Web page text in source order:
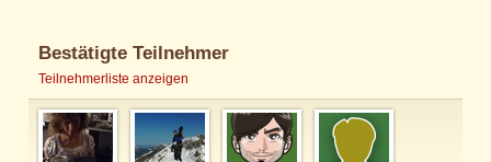
Bestätigte Teilnehmer
Teilnehmerliste anzeigen